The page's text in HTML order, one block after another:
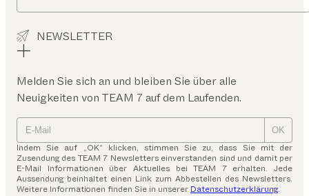
NEWSLETTER
Melden Sie sich an und bleiben Sie über alle
Neuigkeiten von TEAM 7 auf dem Laufenden.
OK
Indem Sie auf „OK“ klicken, stimmen Sie zu, dass Sie mit der
Zusendung des TEAM 7 Newsletters einverstanden sind und damit per
E-Mail Informationen über Aktuelles bei TEAM 7 erhalten. Jede
Aussendung beinhaltet einen Link zum Abbestellen des Newsletters.
Weitere Informationen finden Sie in unserer Datenschutzerklärung.